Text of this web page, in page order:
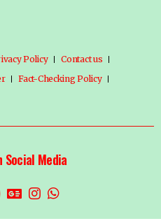
Policy
Contact us
Fact-Checking Policy
Social Media